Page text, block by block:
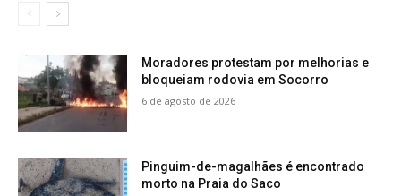
Moradores protestam por melhorias e
bloqueiam rodovia em Socorro
6 de agosto de 2026
Pinguim-de-magalhães é encontrado
morto na Praia do Saco